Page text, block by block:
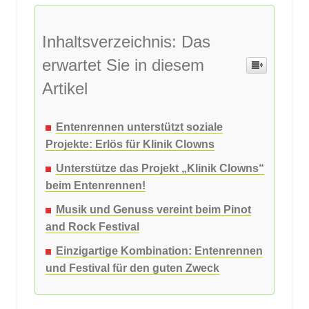
Inhaltsverzeichnis: Das
erwartet Sie in diesem
Artikel
Entenrennen unterstützt soziale
Projekte: Erlös für Klinik Clowns
Unterstütze das Projekt „Klinik Clowns“
beim Entenrennen!
Musik und Genuss vereint beim Pinot
and Rock Festival
Einzigartige Kombination: Entenrennen
und Festival für den guten Zweck